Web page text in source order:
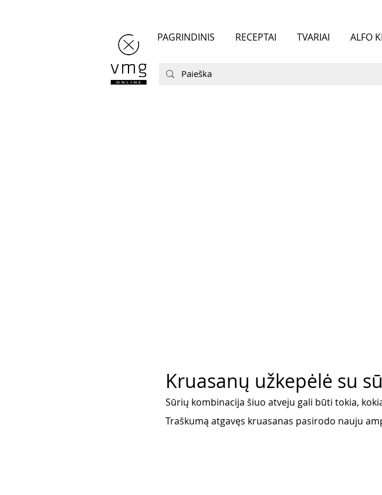
PAGRINDINIS RECEPTAI TVARIAI ALFO
Kruasanų užkepėlė su
Sūrių kombinacija šiuo atveju gali būti tokia,
Traškumą atgavęs kruasanas pasirodo nauju